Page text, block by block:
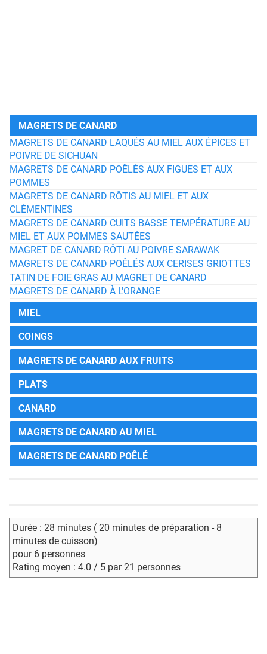
MAGRETS DE CANARD
MAGRETS DE CANARD LAQUÉS AU MIEL AUX ÉPICES ET
POIVRE DE SICHUAN
MAGRETS DE CANARD POÊLÉS AUX FIGUES ET AUX
POMMES
MAGRETS DE CANARD RÔTIS AU MIEL ET AUX
CLÉMENTINES
MAGRETS DE CANARD CUITS BASSE TEMPÉRATURE AU
MIEL ET AUX POMMES SAUTÉES
MAGRET DE CANARD RÔTI AU POIVRE SARAWAK
MAGRETS DE CANARD POÊLÉS AUX CERISES GRIOTTES
TATIN DE FOIE GRAS AU MAGRET DE CANARD
MAGRETS DE CANARD À L'ORANGE
MIEL
COINGS
MAGRETS DE CANARD AUX FRUITS
PLATS
CANARD
MAGRETS DE CANARD AU MIEL
MAGRETS DE CANARD POÊLÉ
Durée : 28 minutes ( 20 minutes de préparation - 8
minutes de cuisson)
pour 6 personnes
Rating moyen : 4.0 / 5 par 21 personnes